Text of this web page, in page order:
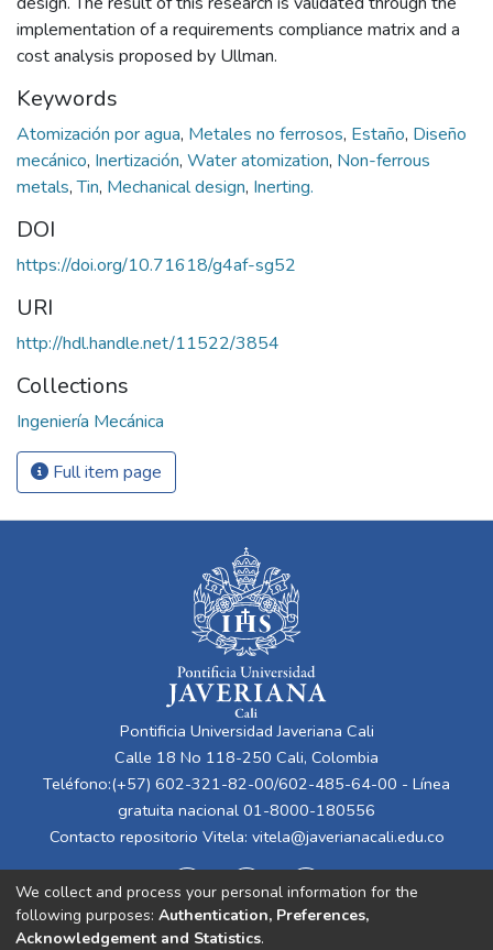
implementation of a requirements compliance matrix and a
cost analysis proposed by Ullman.
Keywords
Atomización por agua, Metales no ferrosos, Estaño, Diseño
mecánico, Inertización, Water atomization, Non-ferrous
metals,Tin, Mechanical design, Inerting.
DOI
https://doi.org/10.71618/g4af-sg52
URI
http://hdl.handle.net/11522/3854
Collections
Ingeniería Mecánica
Full item page
Pontificia Universidad Javeriana Cali
Calle 18 No 118-250 Cali, Colombia
Teléfono:(+57) 602-321-82-00/602-485-64-00 - Línea
gratuita nacional 01-8000-180556
Contacto repositorio Vitela: vitela@javerianacali.edu.co
We collect and process your personal information for the
following purposes: Authentication, Preferences,
Acknowledgement and Statistics.